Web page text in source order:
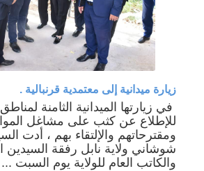
زيارة ميدانية إلى معتمدية قرنبالية .
في زيارتها الميدانية الثامنة
للإطلاع عن كثب على مشاغل
ومقترحاتهم والإلتقاء بهم ، أدت
شوشاني ولاية نابل رفقة السيدين
والكاتب العام للولاية يوم السبت ...